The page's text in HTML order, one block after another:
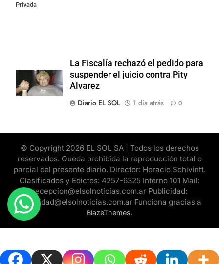
Privada
La Fiscalía rechazó el pedido para
suspender el juicio contra Pity
Alvarez
Diario EL SOL
1 día atrás 0
© Copyright 2026 EL SOL SA | Todos los derechos
reservados. Queda prohibida la reproducción total o
parcial del presente diario. Director: Horacio Schivintt.
Clasificados y Edictos: 4257-6325 Interno 101 Mail:
recepcion@elsolnoticias.com.ar Publicidad:
publicidad@elsolnoticias.com.ar Funciona gracias a
BlazeThemes.